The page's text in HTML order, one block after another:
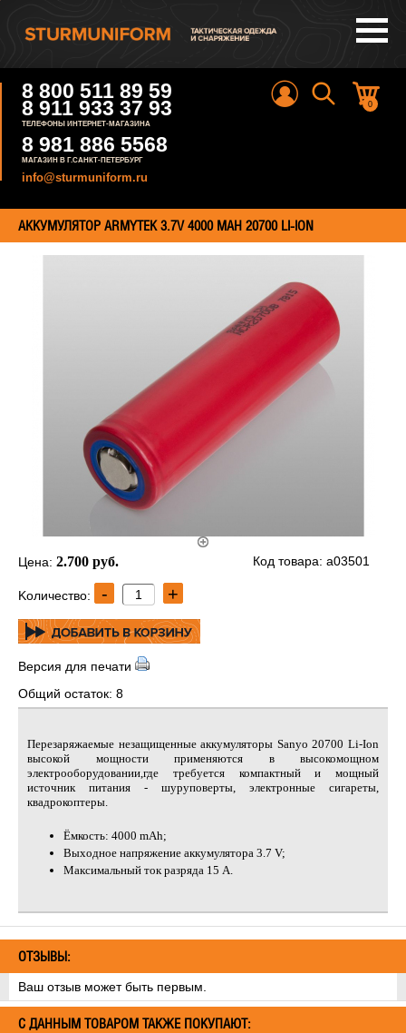
0
8 800 511 89 59
8 911 933 37 93
ТЕЛЕФОНЫ ИНТЕРНЕТ-МАГАЗИНА
8 981 886 5568
МАГАЗИН В Г.САНКТ-ПЕТЕРБУРГ
info@sturmuniform.ru
АККУМУЛЯТОР ARMYTEK 3.7V 4000 МАH 20700 LI-ION
Цена: 2.700 руб. Код товара: a03501
Kоличество: - +
Версия для печати
Общий остаток: 8
Перезаряжаемые незащищенные аккумуляторы Sanyo 20700 Li-Ion
высокой мощности применяются в высокомощном
электрооборудовании,где требуется компактный и мощный
источник питания - шуруповерты, электронные сигареты,
квадрокоптеры.
Ёмкость: 4000 mAh;
Выходное напряжение аккумулятора 3.7 V;
Максимальный ток разряда 15 А.
ОТЗЫВЫ:
Ваш отзыв может быть первым.
С ДАННЫМ ТОВАРОМ ТАКЖЕ ПОКУПАЮТ: